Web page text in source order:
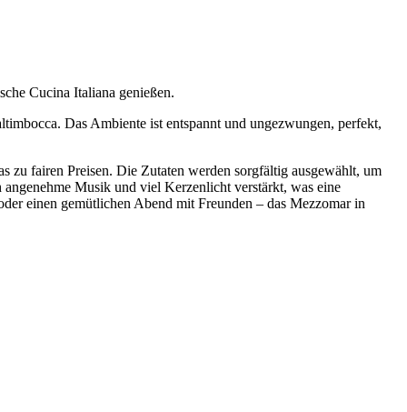
Cucina Italiana genießen.
Das Ambiente ist entspannt und ungezwungen, perfekt,
fairen Preisen. Die Zutaten werden sorgfältig ausgewählt, um
angenehme Musik und viel Kerzenlicht verstärkt, was eine
einen gemütlichen Abend mit Freunden – das Mezzomar in